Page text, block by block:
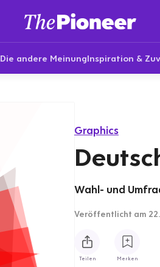
Die andere MeinungInspiration &
Graphics
Wahl- und
Veröffentlicht am
Teilen Merken